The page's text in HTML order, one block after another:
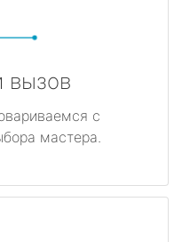
вызов
с
мастера.